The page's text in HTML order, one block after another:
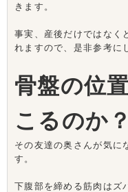
きます。
事実、産後だけではなく
れますので、是非参考に
骨盤の位
こるのか？
その友達の奥さんが気に
す。
下腹部を締める筋肉はズ